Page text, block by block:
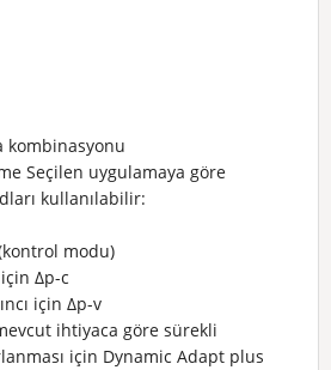
kombinasyonu
Seçilen uygulamaya göre
kullanılabilir:
modu)
Δp-c
için Δp-v
ihtiyaca göre sürekli
için Dynamic Adapt plus